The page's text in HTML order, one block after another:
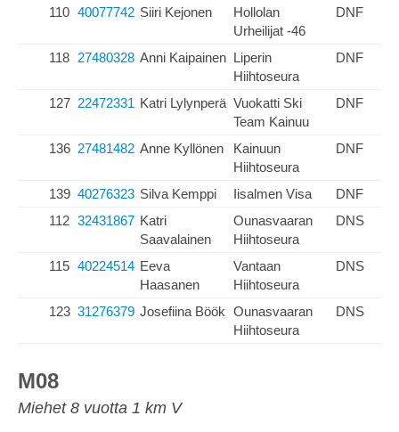
110 40077742 Siiri Kejonen
Hollolan
Urheilijat -46
DNF
118 27480328 Anni Kaipainen Liperin
Hiihtoseura
DNF
127 22472331 Katri Lylynperä Vuokatti Ski
Team Kainuu
DNF
136 27481482 Anne Kyllönen
Kainuun
Hiihtoseura
DNF
139 40276323 Silva Kemppi Iisalmen Visa
DNF
112 32431867 Katri
Saavalainen
Ounasvaaran
Hiihtoseura
DNS
115 40224514 Eeva
Haasanen
Vantaan
Hiihtoseura
DNS
123 31276379 Josefiina Böök Ounasvaaran
Hiihtoseura
DNS
M08
Miehet 8 vuotta 1 km V